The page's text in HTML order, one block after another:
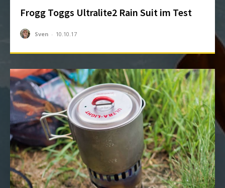
Frogg Toggs Ultralite2 Rain Suit im Test
Sven - 10.10.17